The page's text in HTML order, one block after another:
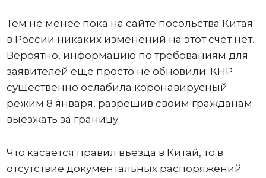
Тем не менее пока на сайте посольства Китая
в России никаких изменений на этот счет нет.
Вероятно, информацию по требованиям для
заявителей еще просто не обновили. КНР
существенно ослабила коронавирусный
режим 8 января, разрешив своим гражданам
выезжать за границу.
Что касается правил въезда в Китай, то в
отсутствие документальных распоряжений